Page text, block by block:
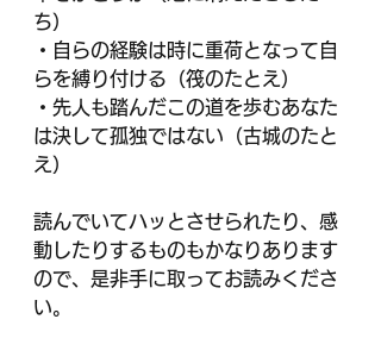
ち）
・自らの経験は時に重荷となって自
らを縛り付ける（筏のたとえ）
・先人も踏んだこの道を歩むあなた
は決して孤独ではない（古城のたと
え）
読んでいてハッとさせられたり、感
動したりするものもかなりあります
ので、是非手に取ってお読みくださ
い。